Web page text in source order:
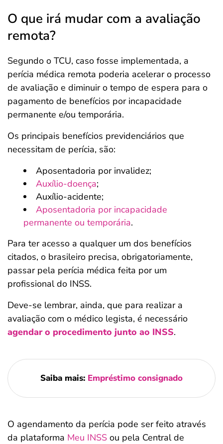
O que irá mudar com a avaliação
remota?
Segundo o TCU, caso fosse implementada, a
perícia médica remota poderia acelerar o processo
de avaliação e diminuir o tempo de espera para o
pagamento de benefícios por incapacidade
permanente e/ou temporária.
Os principais benefícios previdenciários que
necessitam de perícia, são:
Aposentadoria por invalidez;
Auxílio-doença;
Auxílio-acidente;
Aposentadoria por incapacidade
permanente ou temporária.
Para ter acesso a qualquer um dos benefícios
citados, o brasileiro precisa, obrigatoriamente,
passar pela perícia médica feita por um
profissional do INSS.
Deve-se lembrar, ainda, que para realizar a
avaliação com o médico legista, é necessário
agendar o procedimento junto ao INSS.
Saiba mais: Empréstimo consignado
O agendamento da perícia pode ser feito através
da plataforma Meu INSS ou pela Central de